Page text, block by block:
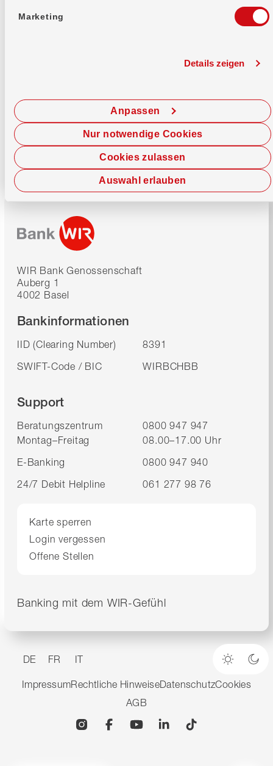
Marketing
Details zeigen
Cookies zulassen
Anpassen
Auswahl erlauben
Nur notwendige Cookies
Jetzt chatten
WIR Bank Genossenschaft
Auberg 1
4002 Basel
Bankinformationen
IID (Clearing Number)
8391
SWIFT-Code / BIC
WIRBCHBB
Support
Beratungszentrum
0800 947 947
Montag–Freitag
08.00–17.00 Uhr
E-Banking
0800 947 940
24/7 Debit Helpline
061 277 98 76
Karte sperren
Login vergessen
Offene Stellen
Banking mit dem WIR-Gefühl
DE FR IT
Heller
ImpressumRechtliche HinweiseDatenschutzCookies
AGB
InstagramFacebookYouTubeLinkedin